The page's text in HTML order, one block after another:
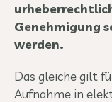
Genehmigung
werden.
Das gleiche gilt
Aufnahme in